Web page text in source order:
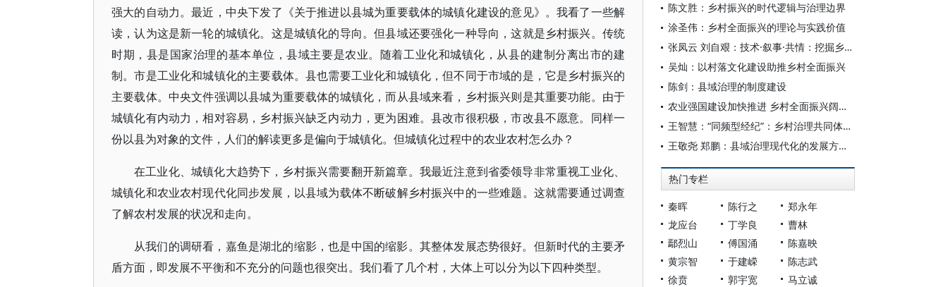
强大的自动力。最近，中央下发了《关于推进以县城为重要载体的城镇化建设的意见》。我看了一些解
读，认为这是新一轮的城镇化。这是城镇化的导向。但县域还要强化一种导向，这就是乡村振兴。传统
时期，县是国家治理的基本单位，县域主要是农业。随着工业化和城镇化，从县的建制分离出市的建
制。市是工业化和城镇化的主要载体。县也需要工业化和城镇化，但不同于市域的是，它是乡村振兴的
主要载体。中央文件强调以县城为重要载体的城镇化，而从县域来看，乡村振兴则是其重要功能。由于
城镇化有内动力，相对容易，乡村振兴缺乏内动力，更为困难。县改市很积极，市改县不愿意。同样一
份以县为对象的文件，人们的解读更多是偏向于城镇化。但城镇化过程中的农业农村怎么办？
在工业化、城镇化大趋势下，乡村振兴需要翻开新篇章。我最近注意到省委领导非常重视工业化、
城镇化和农业农村现代化同步发展，以县域为载体不断破解乡村振兴中的一些难题。这就需要通过调查
了解农村发展的状况和走向。
从我们的调研看，嘉鱼是湖北的缩影，也是中国的缩影。其整体发展态势很好。但新时代的主要矛
盾方面，即发展不平衡和不充分的问题也很突出。我们看了几个村，大体上可以分为以下四种类型。
陈文胜：乡村振兴的时代逻辑与治理边界
涂圣伟：乡村全面振兴的理论与实践价值
张凤云 刘自艰：技术·叙事·共情：挖掘乡村全面振兴中 “人” 的故事——以新闻特写《村委会的直播间火了》为例
吴灿：以村落文化建设助推乡村全面振兴
陈剑：县域治理的制度建设
农业强国建设加快推进 乡村全面振兴阔步前行——“十四五”经济社会发展成就系列报告之九
王智慧：“同频型经纪”：乡村治理共同体中的角色适配
王敬尧 郑鹏：县域治理现代化的发展方位与改革进路
热门专栏
秦晖 陈行之
郑永年
龙应台
丁学良
曹林
鄢烈山
傅国涌
陈嘉映
黄宗智
于建嵘
陈志武
徐贲
郭宇宽
马立诚